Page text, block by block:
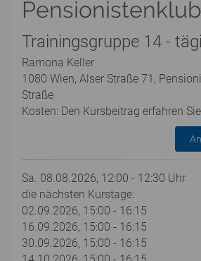
Pensionistenklub
Trainingsgruppe 14 -
Ramona Keller
1080 Wien, Alser Straße 71,
Straße
Kosten: Den Kursbeitrag erfahren
Sa. 08.08.2026, 12:00 - 12:30 Uhr
die nächsten Kurstage:
02.09.2026, 15:00 - 16:15
16.09.2026, 15:00 - 16:15
30.09.2026, 15:00 - 16:15